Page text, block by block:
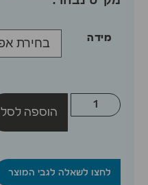
מידה
הוספה לסל
לחצו לשאלה לגבי המוצר